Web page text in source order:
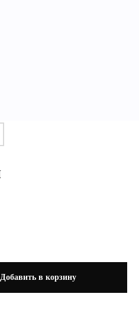
Добавить в корзину